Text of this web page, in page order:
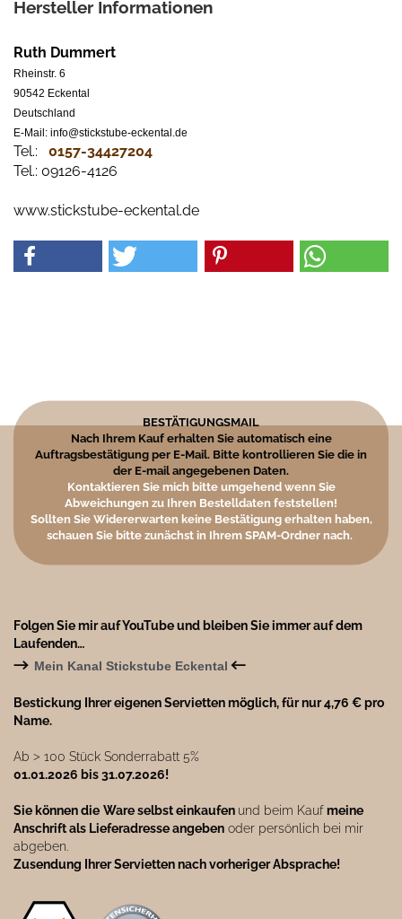
Hersteller Informationen
Ruth Dummert
Rheinstr. 6
90542 Eckental
Deutschland
E-Mail: info@stickstube-eckental.de
Tel.: 0157-34427204​
Tel.: 09126-4126
www.stickstube-eckental.de
BESTÄTIGUNGSMAIL
Nach Ihrem Kauf erhalten Sie automatisch eine
Auftragsbestätigung per E-Mail. Bitte kontrollieren Sie die in
der E-mail angegebenen Daten.
Kontaktieren Sie mich bitte umgehend wenn Sie
Abweichungen zu Ihren Bestelldaten feststellen!
Sollten Sie Widererwarten keine Bestätigung erhalten haben,
schauen Sie bitte zunächst in Ihrem SPAM-Ordner nach.
Folgen Sie mir auf YouTube und bleiben Sie immer auf dem
Laufenden…
→ Mein Kanal Stickstube Eckental ←
Bestickung Ihrer eigenen Servietten möglich, für nur 4,76 € pro
Name.
Ab ˃ 100 Stück Sonderrabatt 5%
01.01.2026 bis 31.07.2026!
Sie können die Ware selbst einkaufen und beim Kaufmeine
Anschrift als Lieferadresse angeben oder persönlich bei mir
abgeben.
Zusendung Ihrer Servietten nach vorheriger Absprache!